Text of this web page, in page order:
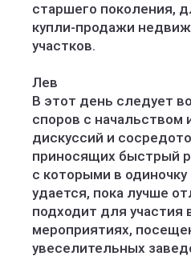
старшего поколения,
купли-продажи
участков.
Лев
В этот день следует
споров с начальством
дискуссий и
приносящих быстрый
с которыми в одиночку
удается, пока лучше
подходит для
мероприятиях,
увеселительных